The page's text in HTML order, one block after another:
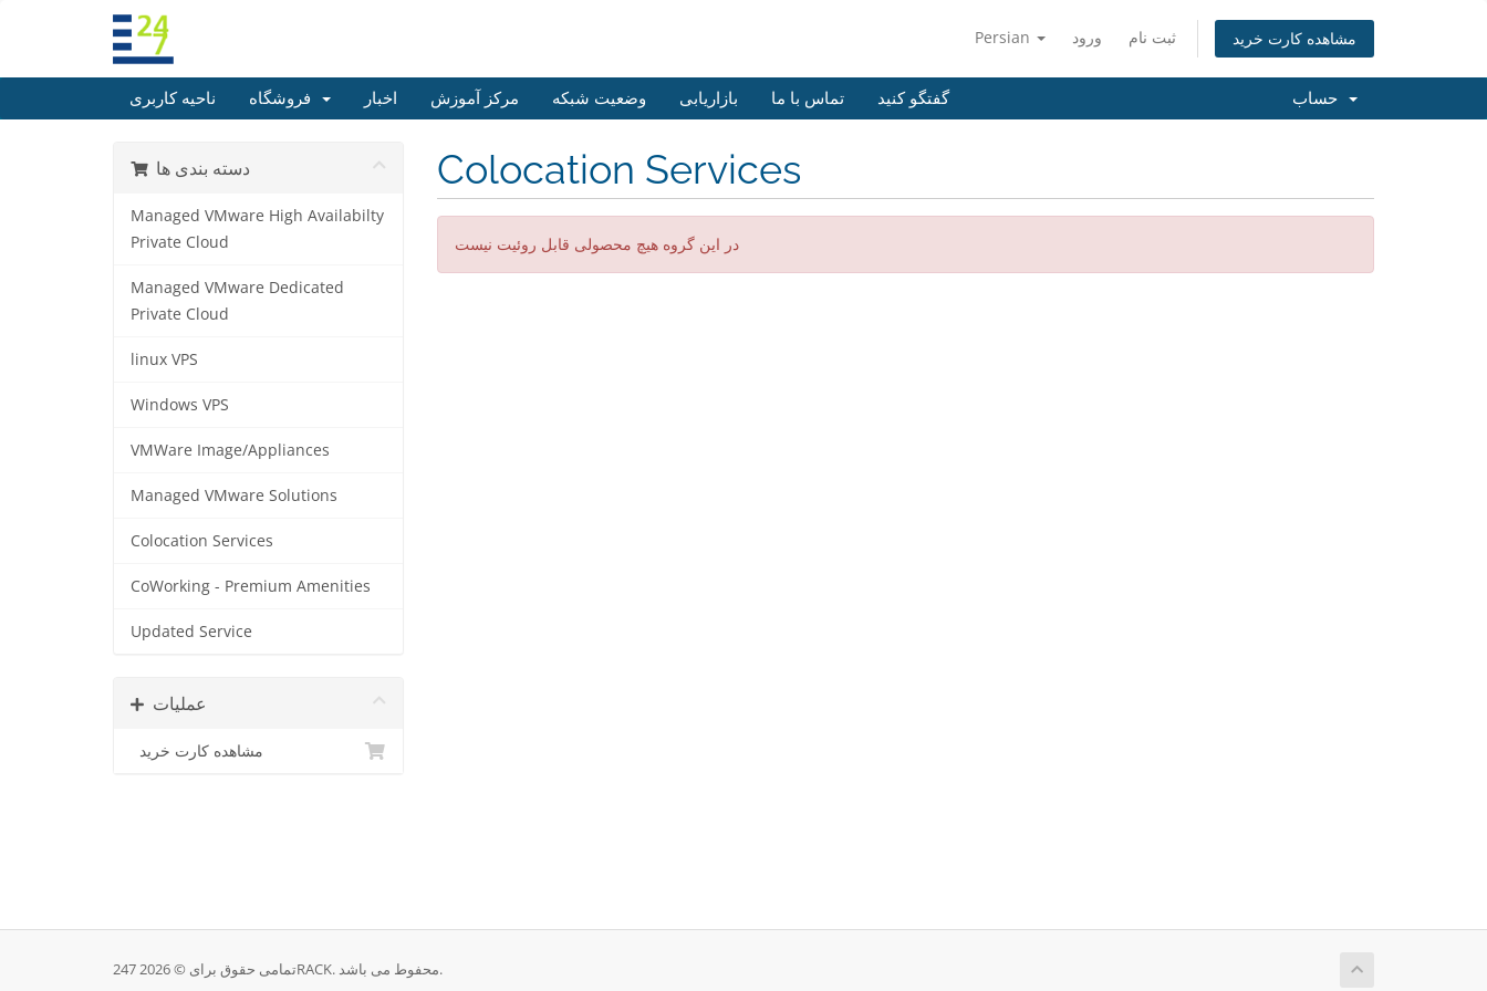
Persian ورود ثبت نام مشاهده کارت خرید
ناحیه کاربری اخبار مرکز آموزش وضعیت شبکه بازاریابی تماس با ما گفتگو کنید
دسته بندی ها
Managed VMware High Availabilty
Private Cloud
Managed VMware Dedicated
Private Cloud
linux VPS
Windows VPS
VMWare Image/Appliances
Managed VMware Solutions
Colocation Services
CoWorking - Premium Amenities
Updated Service
عملیات
مشاهده کارت خرید
Colocation Services
در این گروه هیچ محصولی قابل روئیت نیست
تمامی حقوق برای © 2026 247RACK. محفوط می باشد.